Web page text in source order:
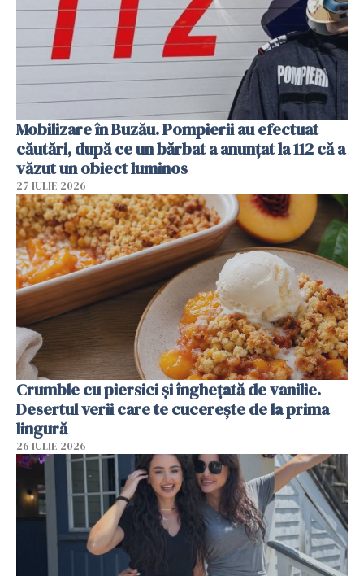
Mobilizare în Buzău. Pompierii au efectuat
căutări, după ce un bărbat a anunțat la 112 că a
văzut un obiect luminos
27 IULIE 2026
Crumble cu piersici și înghețată de vanilie.
Desertul verii care te cucerește de la prima
lingură
26 IULIE 2026